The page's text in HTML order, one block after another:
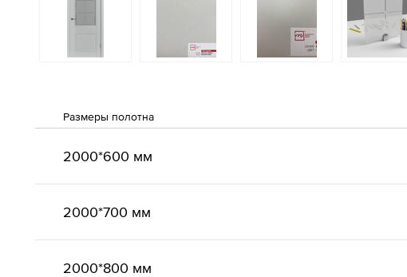
Размеры полотна
2000*600 мм
2000*700 мм
2000*800 мм